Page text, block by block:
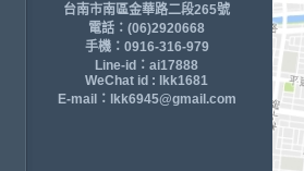
台南市南區金華路二段265號
電話：(06)2920668
手機：0916-316-979
Line-id：ai17888
WeChat id : lkk1681
E-mail：lkk6945@gmail.com